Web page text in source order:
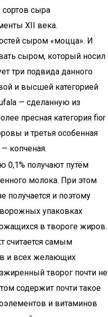
сыра
XII века.
сыром «моцца». И
сыром, который носил
три подвида данного
и высшей категорией
— сделанную из
пресная категория fior
и третья особенная
копченая.
0,1% получают путём
молока. При этом
получается и поэтому
упаковках
в твороге жиров.
считается самым
и всех желающих
творог почти не
содержит почти такое
и витаминов